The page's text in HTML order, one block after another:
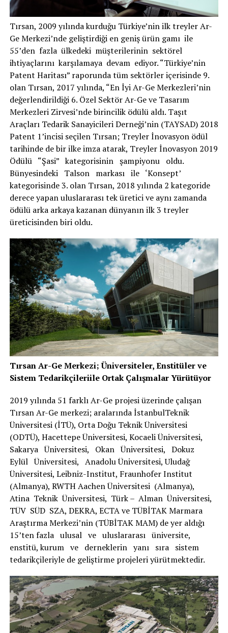
Tırsan, 2009 yılında kurduğu Türkiye’nin ilk treyler Ar-
Ge Merkezi’nde geliştirdiği en geniş ürün gamı ile
55’den fazla ülkedeki müşterilerinin sektörel
ihtiyaçlarını karşılamaya devam ediyor. “Türkiye’nin
Patent Haritası” raporunda tüm sektörler içerisinde 9.
olan Tırsan, 2017 yılında, “En İyi Ar-Ge Merkezleri’nin
değerlendirildiği 6. Özel Sektör Ar-Ge ve Tasarım
Merkezleri Zirvesi’nde birincilik ödülü aldı. Taşıt
Araçları Tedarik Sanayicileri Derneği’nin (TAYSAD) 2018
Patent 1’incisi seçilen Tırsan; Treyler İnovasyon ödül
tarihinde de bir ilke imza atarak, Treyler İnovasyon 2019
Ödülü “Şasi” kategorisinin şampiyonu oldu.
Bünyesindeki Talson markası ile ‘Konsept’
kategorisinde 3. olan Tırsan, 2018 yılında 2 kategoride
derece yapan uluslararası tek üretici ve aynı zamanda
ödülü arka arkaya kazanan dünyanın ilk 3 treyler
üreticisinden biri oldu.
Tırsan Ar-Ge Merkezi; Üniversiteler, Enstitüler ve
Sistem Tedarikçileriile Ortak Çalışmalar Yürütüyor
2019 yılında 51 farklı Ar-Ge projesi üzerinde çalışan
Tırsan Ar-Ge merkezi; aralarında İstanbulTeknik
Üniversitesi (İTÜ), Orta Doğu Teknik Üniversitesi
(ODTÜ), Hacettepe Üniversitesi, Kocaeli Üniversitesi,
Sakarya Üniversitesi, Okan Üniversitesi, Dokuz
Eylül Üniversitesi, Anadolu Üniversitesi, Uludağ
Üniversitesi, Leibniz-Institut, Fraunhofer Institut
(Almanya), RWTH Aachen Üniversitesi (Almanya),
Atina Teknik Üniversitesi, Türk – Alman Üniversitesi,
TÜV SÜD SZA, DEKRA, ECTA ve TÜBİTAK Marmara
Araştırma Merkezi’nin (TÜBİTAK MAM) de yer aldığı
15’ten fazla ulusal ve uluslararası üniversite,
enstitü, kurum ve derneklerin yanı sıra sistem
tedarikçileriyle de geliştirme projeleri yürütmektedir.